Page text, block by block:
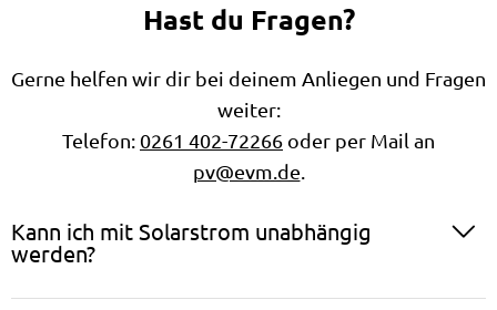
Hast du Fragen?
Gerne helfen wir dir bei deinem Anliegen und Fragen
weiter:
Telefon: 0261 402-72266 oder per Mail an
pv@evm.de.
Kann ich mit Solarstrom unabhängig
werden?